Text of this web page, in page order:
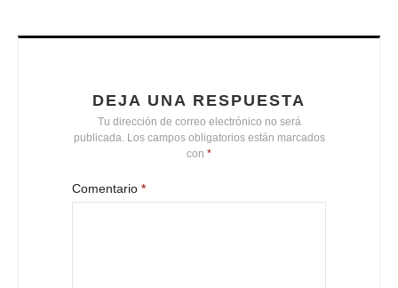
DEJA UNA RESPUESTA
Tu dirección de correo electrónico no será
publicada. Los campos obligatorios están marcados
con *
Comentario *